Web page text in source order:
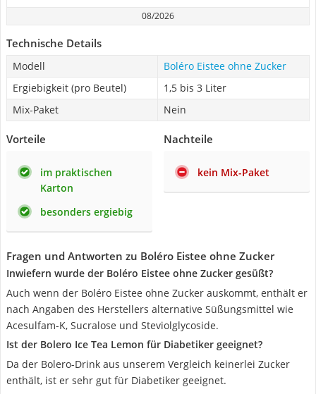
08/2026
Technische Details
Modell
Boléro Eistee ohne Zucker
Ergiebigkeit (pro Beutel)
1,5 bis 3 Liter
Mix-Paket
Nein
Vorteile
im praktischen
Karton
besonders ergiebig
Nachteile
kein Mix-Paket
Fragen und Antworten zu Boléro Eistee ohne Zucker
Inwiefern wurde der Boléro Eistee ohne Zucker gesüßt?
Auch wenn der Boléro Eistee ohne Zucker auskommt, enthält er
nach Angaben des Herstellers alternative Süßungsmittel wie
Acesulfam-K, Sucralose und Steviolglycoside.
Ist der Bolero Ice Tea Lemon für Diabetiker geeignet?
Da der Bolero-Drink aus unserem Vergleich keinerlei Zucker
enthält, ist er sehr gut für Diabetiker geeignet.